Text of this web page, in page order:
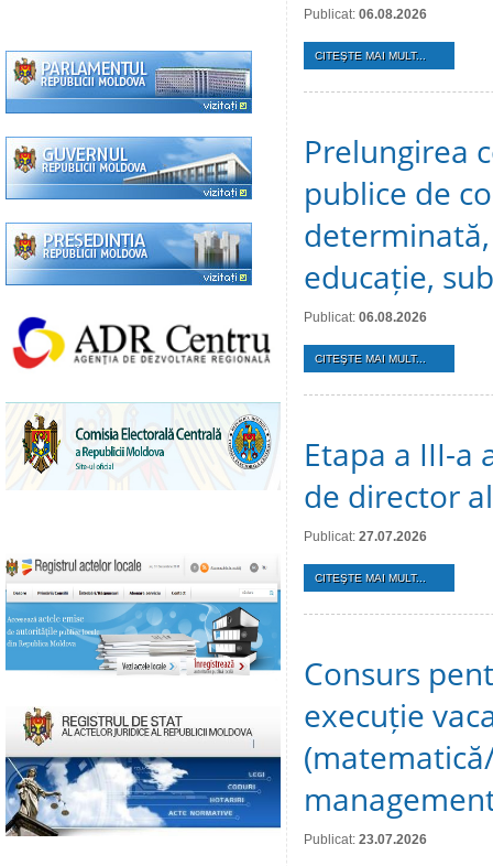
Publicat: 06.08.2026
CITEŞTE MAI MULT...
Prelungirea
publice de
educație,
Publicat: 06.08.2026
CITEŞTE MAI MULT...
Etapa a III-a
de director
Publicat: 27.07.2026
CITEŞTE MAI MULT...
Consurs
execuție
Publicat: 23.07.2026